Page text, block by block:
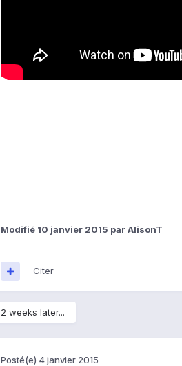
Modifié 10 janvier 2015 par AlisonT
Citer
2 weeks later...
Posté(e) 4 janvier 2015